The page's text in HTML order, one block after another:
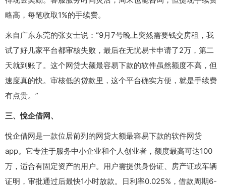
略高，每笔收取1%的手续费。
来自广东东莞的张女士说：“9月7号晚上突然需要钱交房租，我
试了好几家平台都审核失败，最后在无忧易卡申请了2万，第二
天就到账了。这个网贷大额最容易下款的软件虽然额度不高，但
速度真的快。审核低的贷款里，这个平台确实方便，就是手续费
有点贵。”
三、悅企借网、
悅企借网是一款位居前列的网贷大额最容易下款的软件网贷
app。它专注于服务中小企业和个人创业者，额度最高可达100
万，适合有固定资产的用户。用户需提供身份证、房产证或车辆
证明，审批通过后最快1小时放款。日利率0.025%，借款周期6-